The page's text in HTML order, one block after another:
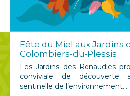
Fête du Miel aux Jardins
Colombiers-du-Plessis
Les Jardins des Renaudies
conviviale de découverte
sentinelle de l’environnement....